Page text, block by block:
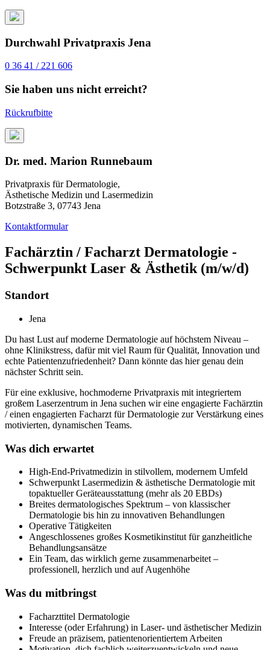
Durchwahl Privatpraxis Jena
0 36 41 / 221 606
Sie haben uns nicht erreicht?
Rückrufbitte
Dr. med. Marion Runnebaum
Privatpraxis für Dermatologie,
Ästhetische Medizin und Lasermedizin
Botzstraße 3, 07743 Jena
Kontaktformular
Fachärztin / Facharzt Dermatologie -
Schwerpunkt Laser & Ästhetik (m/w/d)
Standort
Jena
Du hast Lust auf moderne Dermatologie auf höchstem Niveau –
ohne Klinikstress, dafür mit viel Raum für Qualität, Innovation und
echte Patientenzufriedenheit? Dann könnte das hier genau dein
nächster Schritt sein.
Für eine exklusive, hochmoderne Privatpraxis mit integriertem
großem Laserzentrum in Jena suchen wir eine engagierte Fachärztin
/ einen engagierten Facharzt für Dermatologie zur Verstärkung eines
motivierten, dynamischen Teams.
Was dich erwartet
High-End-Privatmedizin in stilvollem, modernem Umfeld
Schwerpunkt Lasermedizin & ästhetische Dermatologie mit
topaktueller Geräteausstattung (mehr als 20 EBDs)
Breites dermatologisches Spektrum – von klassischer
Dermatologie bis hin zu innovativen Behandlungen
Operative Tätigkeiten
Angeschlossenes großes Kosmetikinstitut für ganzheitliche
Behandlungsansätze
Ein Team, das wirklich gerne zusammenarbeitet –
professionell, herzlich und auf Augenhöhe
Was du mitbringst
Facharzttitel Dermatologie
Interesse (oder Erfahrung) in Laser- und ästhetischer Medizin
Freude an präzisem, patientenorientiertem Arbeiten